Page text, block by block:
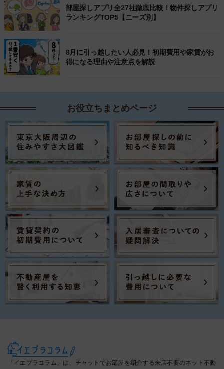
部屋探しアプリ全27社徹底比較！物件探しアプリ
ランキングTOP5【ニーズ別】
8月に引っ越したい人必見！初期費用や家賃がお
得になる理由や注意点を解説
お役立ちまとめページ
「イエプラコラム」は、チャットでお部屋を紹介する来店不要のネット不動